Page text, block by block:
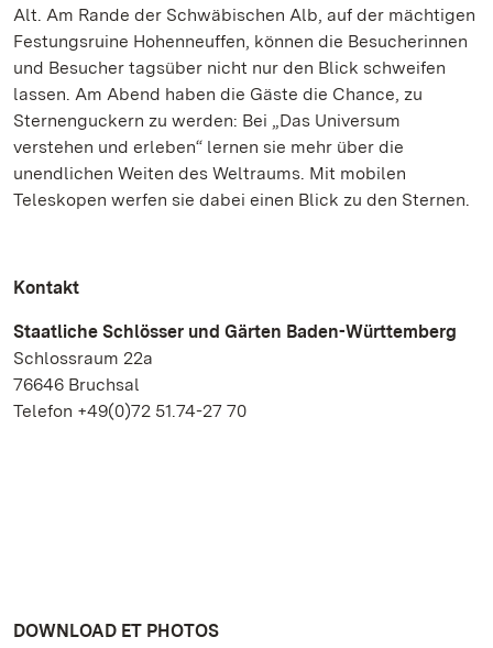
Alt. Am Rande der Schwäbischen Alb, auf der mächtigen
Festungsruine Hohenneuffen, können die Besucherinnen
und Besucher tagsüber nicht nur den Blick schweifen
lassen. Am Abend haben die Gäste die Chance, zu
Sternenguckern zu werden: Bei „Das Universum
verstehen und erleben“ lernen sie mehr über die
unendlichen Weiten des Weltraums. Mit mobilen
Teleskopen werfen sie dabei einen Blick zu den Sternen.
Kontakt
Staatliche Schlösser und Gärten Baden-Württemberg
Schlossraum 22a
76646 Bruchsal
Telefon +49(0)72 51.74-27 70
DOWNLOAD ET PHOTOS